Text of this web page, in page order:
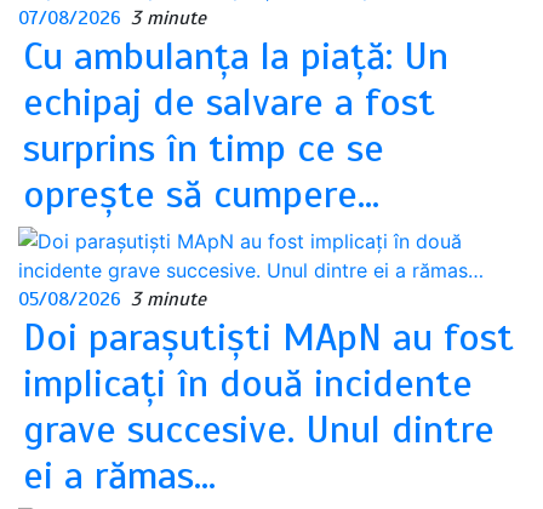
07/08/2026 3 minute
Cu ambulanța la piață: Un
echipaj de salvare a fost
surprins în timp ce se
oprește să cumpere…
05/08/2026 3 minute
Doi parașutiști MApN au fost
implicați în două incidente
grave succesive. Unul dintre
ei a rămas…